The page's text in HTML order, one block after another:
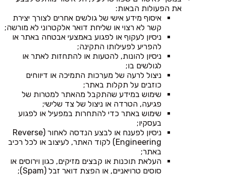
את הפעולות הבאות:
איסוף מידע אישי של גולשים אחרים לצורך יצירת
קשר לא רצוי או שליחת דואר אלקטרוני לא מורשה;
ניסיון לעקוף או לפגוע באמצעי אבטחה באתר או
להפריע לפעילותו התקינה;
ניסיון להונות, להטעות או להתחזות לאתר או
לגולשים בו;
ניצול לרעה של מערכות התמיכה או דיווחים
כוזבים על תקלות באתר;
שימוש במידע שהתקבל מהאתר למטרות של
פגיעה, הטרדה או ניצול של צד שלישי;
שימוש באתר כדי להתחרות במפעיל או לפגוע
בעסקיו;
ניסיון לפענח או לבצע הנדסה לאחור (Reverse
Engineering) לקוד האתר, לעיצוב או לכל רכיב
באתר;
העלאת תוכנות או קבצים מזיקים, כגון וירוסים או
סוסים טרויאניים, או הפצת דואר זבל (Spam);